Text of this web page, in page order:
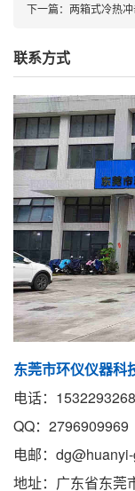
下一篇： 两箱式冷热冲击
联系方式
东莞市环仪仪器科
电话：
QQ：2796909969
电邮：
地址：广东省东莞